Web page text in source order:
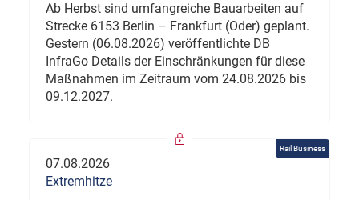
Ab Herbst sind umfangreiche Bauarbeiten auf
Strecke 6153 Berlin – Frankfurt (Oder) geplant.
Gestern (06.08.2026) veröffentlichte DB
InfraGo Details der Einschränkungen für diese
Maßnahmen im Zeitraum vom 24.08.2026 bis
09.12.2027.
Rail Business
07.08.2026
Extremhitze